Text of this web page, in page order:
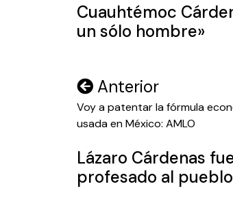
Cuauhtémoc
un sólo hombre»
Navegación
de
Anterior
Voy a patentar la fórmula
usada en México: AMLO
Lázaro Cárdenas
profesado al